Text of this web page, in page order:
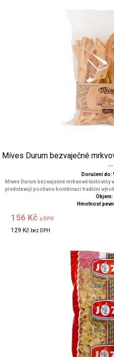
Míves Durum bezvaječné
...
Doručení do:
Míves Durum bezvaječné mrkvové těstoviny
představují poctivou kombinaci tradiční
Objem:
Hmotnosť
156 Kč s DPH
129 Kč bez DPH